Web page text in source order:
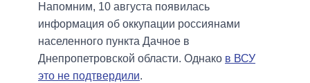
Напомним, 10 августа появилась
информация об оккупации россиянами
населенного пункта Дачное в
Днепропетровской области. Однако в ВСУ
это не подтвердили.